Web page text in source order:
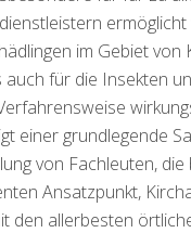
im Gebiet
für die Insekten
einer grundlegende
von Fachleuten,
Ansatzpunkt,
allerbesten